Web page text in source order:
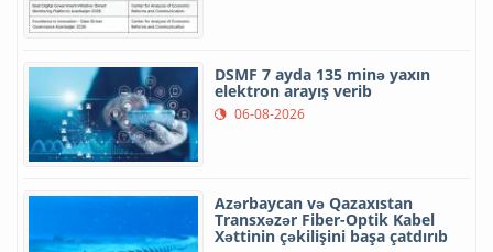
DSMF 7 ayda 135 minə yaxın
elektron arayış verib
06-08-2026
Azərbaycan və Qazaxıstan
Transxəzər Fiber-Optik Kabel
Xəttinin çəkilişini başa çatdırıb